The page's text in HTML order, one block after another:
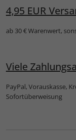
4,95 EUR
ab 30 € Warenwert,
Viele
PayPal, Vorauskasse,
Sofortüberweisung